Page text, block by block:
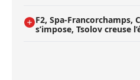
F2, Spa-Francorchamps,
s’impose, Tsolov creuse